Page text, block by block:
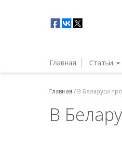
Главная Статьи
Главная / В Беларуси
В